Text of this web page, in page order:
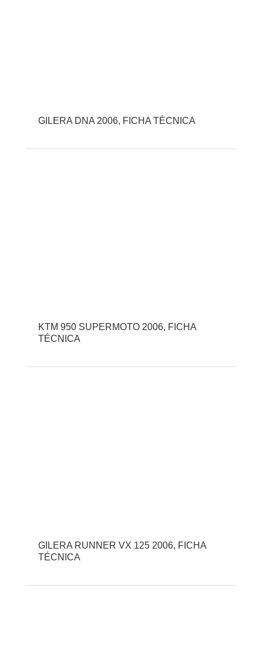
GILERA DNA 2006, FICHA TÉCNICA
KTM 950 SUPERMOTO 2006, FICHA
TÉCNICA
GILERA RUNNER VX 125 2006, FICHA
TÉCNICA